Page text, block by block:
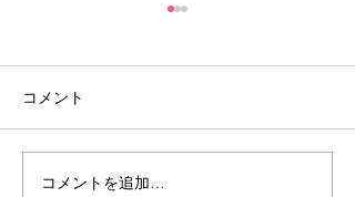
ラーラ通信51号
コメント
コメントを追加…